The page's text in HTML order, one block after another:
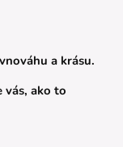
a krásu.
vás, ako to